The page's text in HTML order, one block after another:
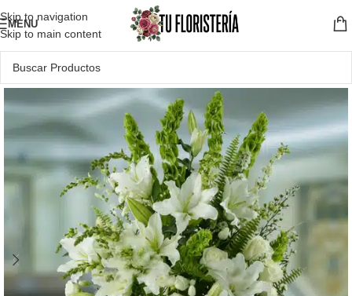
Skip to navigation
Skip to main content
MENU